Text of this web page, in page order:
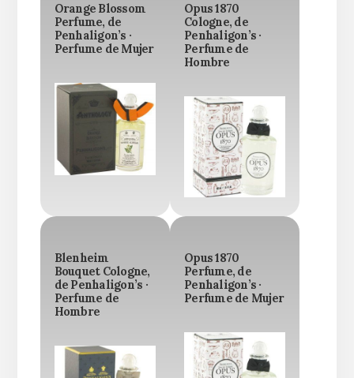
Orange Blossom
Perfume, de
Penhaligon’s ·
Perfume de Mujer
Opus 1870
Cologne, de
Penhaligon’s ·
Perfume de
Hombre
Blenheim
Bouquet Cologne,
de Penhaligon’s ·
Perfume de
Hombre
Opus 1870
Perfume, de
Penhaligon’s ·
Perfume de Mujer